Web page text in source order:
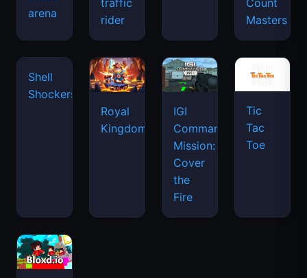
arena
traffic
rider
Count
Masters
Shell
Shockers
Royal
Kingdom
IGI
Commando
Mission:
Cover
the
Fire
Tic
Tac
Toe